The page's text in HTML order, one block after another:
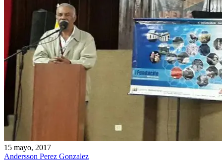
15 mayo, 2017
Andersson Perez Gonzalez